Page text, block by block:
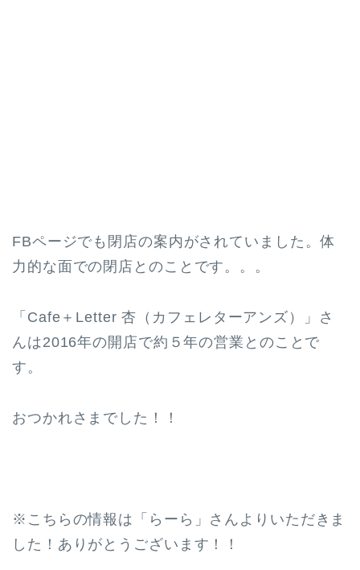
FBページでも閉店の案内がされていました。体
力的な面での閉店とのことです。。。
「Cafe＋Letter 杏（カフェレターアンズ）」さ
んは2016年の開店で約５年の営業とのことで
す。
おつかれさまでした！！
※こちらの情報は「らーら」さんよりいただきま
した！ありがとうございます！！